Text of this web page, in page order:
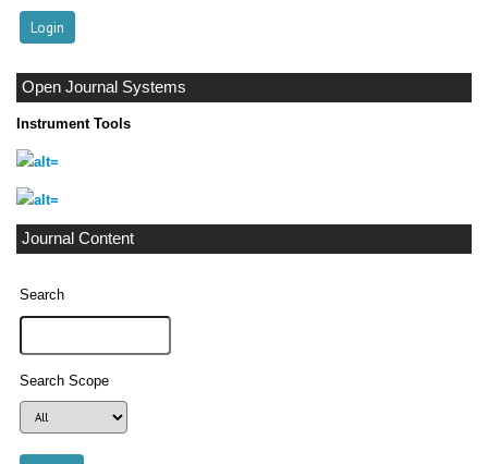
Open Journal Systems
Instrument Tools
Journal Content
Search
Search Scope